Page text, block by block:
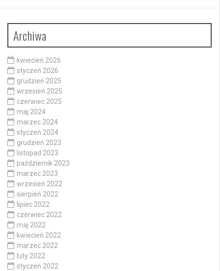
Archiwa
kwiecień 2026
styczeń 2026
grudzień 2025
wrzesień 2025
czerwiec 2025
maj 2024
marzec 2024
styczeń 2024
grudzień 2023
listopad 2023
październik 2023
marzec 2023
wrzesień 2022
sierpień 2022
lipiec 2022
czerwiec 2022
maj 2022
kwiecień 2022
marzec 2022
luty 2022
styczeń 2022